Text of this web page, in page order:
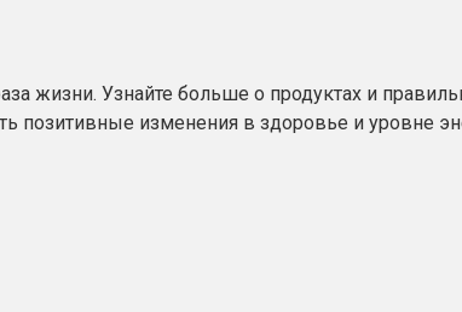
жизни. Узнайте больше о продуктах и
позитивные изменения в здоровье и уровне